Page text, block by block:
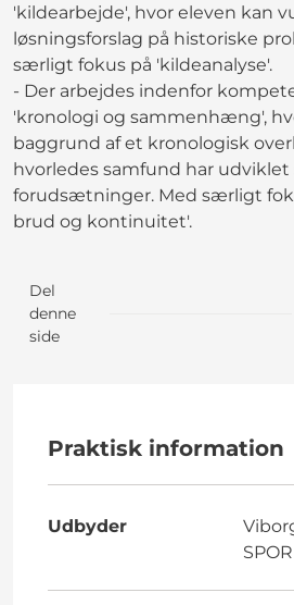
'kildearbejde', hvor eleven kan
løsningsforslag på historiske
særligt fokus på 'kildeanalyse'.
- Der arbejdes indenfor
'kronologi og sammenhæng',
baggrund af et kronologisk
hvorledes samfund har
forudsætninger. Med særligt
brud og kontinuitet'.
Del
denne
side
Praktisk information
Udbyder
SPOR